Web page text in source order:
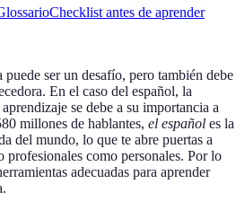
Checklist antes de aprender
ser un desafío, pero también debe
En el caso del español, la
se debe a su importancia a
millones de hablantes, el español es la
del mundo, lo que te abre puertas a
profesionales como personales. Por lo
adecuadas para aprender